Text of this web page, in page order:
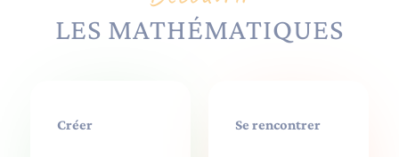
LES MATHÉMATIQUES
Créer Se rencontrer